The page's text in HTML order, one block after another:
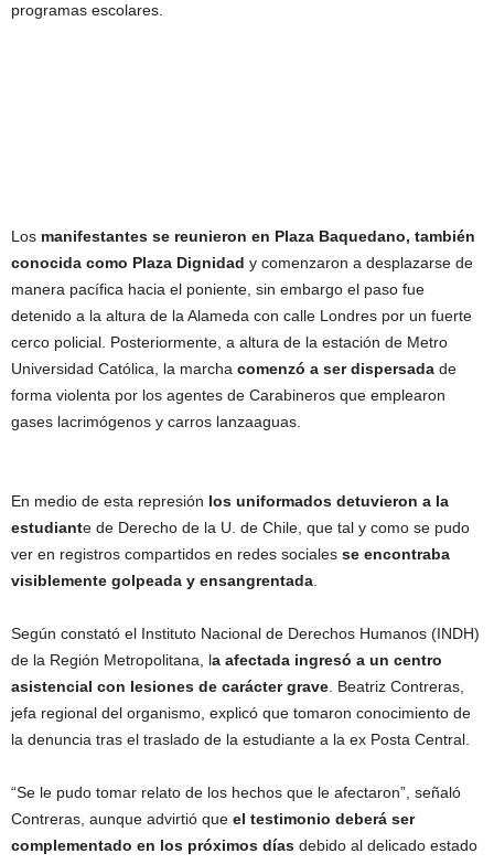
programas escolares.
Los manifestantes se reunieron en Plaza Baquedano, también
conocida como Plaza Dignidad y comenzaron a desplazarse de
manera pacífica hacia el poniente, sin embargo el paso fue
detenido a la altura de la Alameda con calle Londres por un fuerte
cerco policial. Posteriormente, a altura de la estación de Metro
Universidad Católica, la marcha comenzó a ser dispersada de
forma violenta por los agentes de Carabineros que emplearon
gases lacrimógenos y carros lanzaaguas.
En medio de esta represión los uniformados detuvieron a la
estudiante de Derecho de la U. de Chile, que tal y como se pudo
ver en registros compartidos en redes sociales se encontraba
visiblemente golpeada y ensangrentada.
Según constató el Instituto Nacional de Derechos Humanos (INDH)
de la Región Metropolitana, la afectada ingresó a un centro
asistencial con lesiones de carácter grave. Beatriz Contreras,
jefa regional del organismo, explicó que tomaron conocimiento de
la denuncia tras el traslado de la estudiante a la ex Posta Central.
“Se le pudo tomar relato de los hechos que le afectaron”, señaló
Contreras, aunque advirtió que el testimonio deberá ser
complementado en los próximos días debido al delicado estado